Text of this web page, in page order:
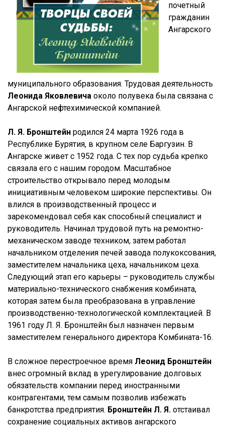
почетный
гражданин
Ангарского
муниципального образования. Трудовая деятельность
Леонида Яковлевича около полувека была связана с
Ангарской нефтехимической компанией.
Л. Я. Бронштейн родился 24 марта 1926 года в
Республике Бурятия, в крупном селе Баргузин. В
Ангарске живет с 1952 года. С тех пор судьба крепко
связала его с нашим городом. Масштабное
строительство открывало перед молодым
инициативным человеком широкие перспективы. Он
влился в производственный процесс и
зарекомендовал себя как способный специалист и
руководитель. Начинал трудовой путь на ремонтно-
механическом заводе техником, затем работал
начальником отделения печей завода полукоксования,
заместителем начальника цеха, начальником цеха.
Следующий этап его карьеры – руководитель службы
материально-технического снабжения комбината,
которая затем была преобразована в управление
производственно-технологической комплектацией. В
1961 году Л. Я. Бронштейн был назначен первым
заместителем генерального директора Комбината-16.
В сложное перестроечное время Леонид Бронштейн
внес огромный вклад в урегулирование долговых
обязательств компании перед иностранными
контрагентами, тем самым позволив избежать
банкротства предприятия. Бронштейн Л. Я. отстаивал
сохранение социальных активов ангарского